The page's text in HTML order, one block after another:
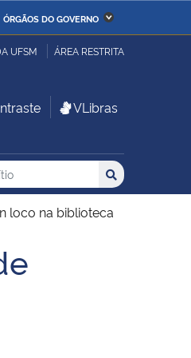
ÓRGÃOS DO GOVERNO
da Infraestrutura
da Ciência,
Inovações e
UFSM ÁREA RESTRITA
VLibras
no no Sítio
Buscar
loco na biblioteca